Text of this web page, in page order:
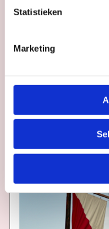
Statistieken
Marketing
More